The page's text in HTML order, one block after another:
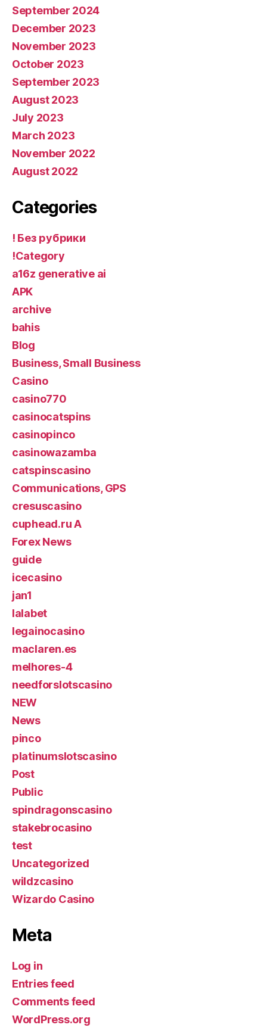
September 2024
December 2023
November 2023
October 2023
September 2023
August 2023
July 2023
March 2023
November 2022
August 2022
Categories
! Без рубрики
!Category
a16z generative ai
APK
archive
bahis
Blog
Business, Small Business
Casino
casino770
casinocatspins
casinopinco
casinowazamba
catspinscasino
Communications, GPS
cresuscasino
cuphead.ru A
Forex News
guide
icecasino
jan1
lalabet
legainocasino
maclaren.es
melhores-4
needforslotscasino
NEW
News
pinco
platinumslotscasino
Post
Public
spindragonscasino
stakebrocasino
test
Uncategorized
wildzcasino
Wizardo Casino
Meta
Log in
Entries feed
Comments feed
WordPress.org